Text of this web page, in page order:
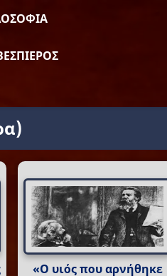
«Ο υιός που αρνήθηκε